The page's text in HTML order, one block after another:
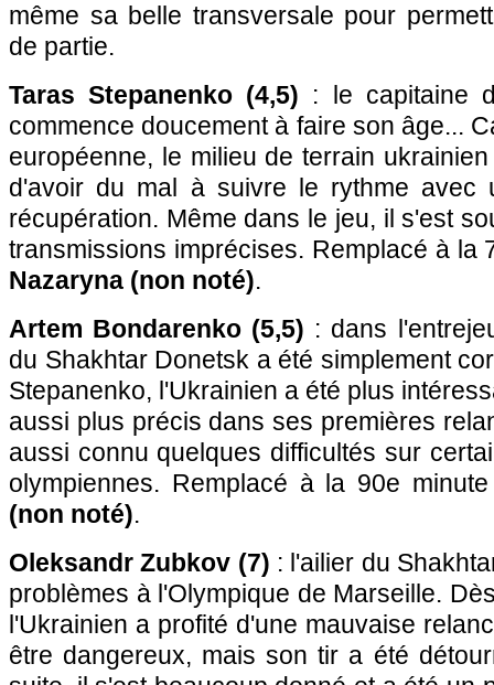
même sa belle transversale pour
de partie.
Taras Stepanenko (4,5) : le capitaine
commence doucement à faire son âge...
européenne, le milieu de terrain
d'avoir du mal à suivre le rythme avec
récupération. Même dans le jeu, il s'est
transmissions imprécises. Remplacé à la
Nazaryna (non noté).
Artem Bondarenko (5,5) : dans
du Shakhtar Donetsk a été simplement
Stepanenko, l'Ukrainien a été plus
aussi plus précis dans ses premières
aussi connu quelques difficultés sur
olympiennes. Remplacé à la 90e
(non noté).
Oleksandr Zubkov (7) : l'ailier du
problèmes à l'Olympique de Marseille.
l'Ukrainien a profité d'une mauvaise
être dangereux, mais son tir a été